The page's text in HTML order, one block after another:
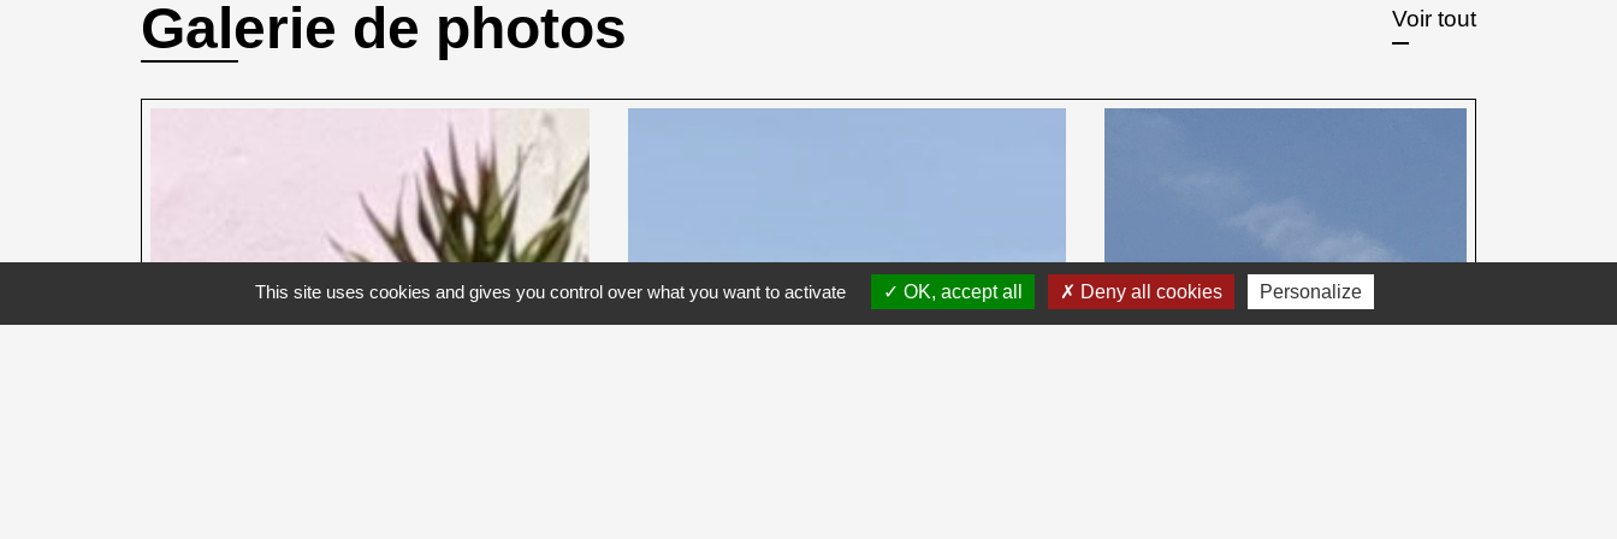
Galerie de photos Voir tout
This site uses cookies and gives you control over what you want to activate OK, accept all Deny all cookies Personalize